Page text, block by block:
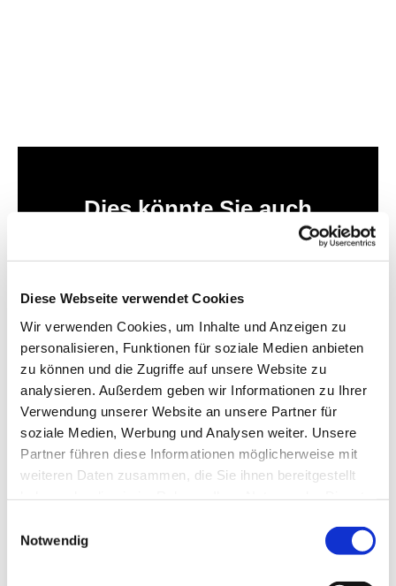
Diese Webseite verwendet Cookies
Wir verwenden Cookies, um Inhalte und Anzeigen zu
personalisieren, Funktionen für soziale Medien anbieten
zu können und die Zugriffe auf unsere Website zu
analysieren. Außerdem geben wir Informationen zu Ihrer
Verwendung unserer Website an unsere Partner für
soziale Medien, Werbung und Analysen weiter. Unsere
Partner führen diese Informationen möglicherweise mit
weiteren Daten zusammen, die Sie ihnen bereitgestellt
Notwendig
Dies könnte Sie auch